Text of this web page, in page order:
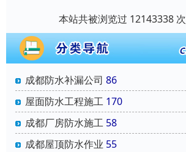
本站共被浏览过 12143338 次
成都防水补漏公司 86
屋面防水工程施工 170
成都厂房防水施工 58
成都屋顶防水作业 55